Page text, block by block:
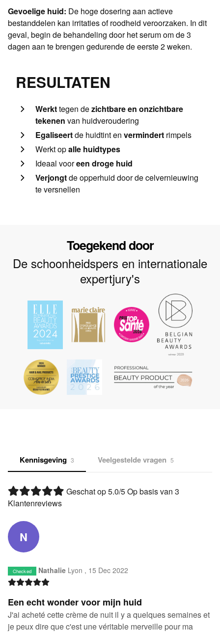
Gevoelige huid: De hoge dosering aan actieve
bestanddelen kan irritaties of roodheid veroorzaken. In dit
geval, begin de behandeling door het serum om de 3
dagen aan te brengen gedurende de eerste 2 weken.
RESULTATEN
Werkttegen dezichtbare en onzichtbare
tekenen van huidveroudering
Egaliseertde huidtint en vermindert rimpels
Werkt opalle huidtypes
Ideaal vooreen droge huid
Verjongtde opperhuid door de celvernieuwing
te versnellen
Toegekend door
De schoonheidspers en internationale
expertjury's
Kennisgeving 3 Veelgestelde vragen 5
Geschat op5.0/5 Op basis van 3
Klantenreviews
N
Checked NathalieLyon , 15 Dec 2022
Een echt wonder voor mijn huid
J'ai acheté cette crème de nuit il y a quelques semaines et
je peux dire que c'est une véritable merveille pour ma